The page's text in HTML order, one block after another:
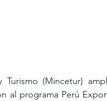
(Mincetur)
al programa Perú